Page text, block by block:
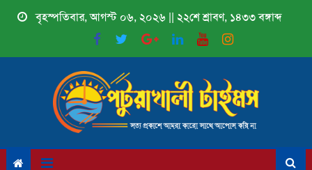
Skip
বৃহস্পতিবার, আগস্ট ০৬, ২০২৬ || ২২শে শ্রাবণ, ১৪৩৩ বঙ্গাব্দ